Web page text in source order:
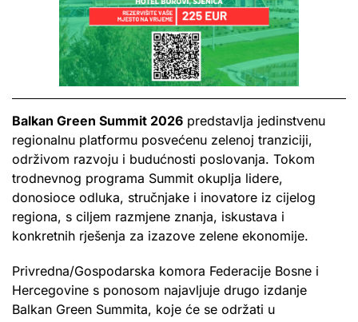
Balkan Green Summit 2026 predstavlja jedinstvenu
regionalnu platformu posvećenu zelenoj tranziciji,
održivom razvoju i budućnosti poslovanja. Tokom
trodnevnog programa Summit okuplja lidere,
donosioce odluka, stručnjake i inovatore iz cijelog
regiona, s ciljem razmjene znanja, iskustava i
konkretnih rješenja za izazove zelene ekonomije.
Privredna/Gospodarska komora Federacije Bosne i
Hercegovine s ponosom najavljuje drugo izdanje
Balkan Green Summita, koje će se održati u